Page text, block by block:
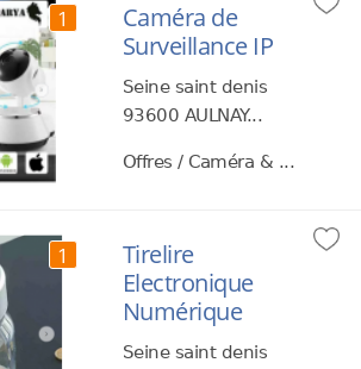
1
Caméra de
Surveillance IP
Seine saint denis
93600 AULNAY...
Offres / Caméra & ...
1
Tirelire
Electronique
Numérique
Seine saint denis